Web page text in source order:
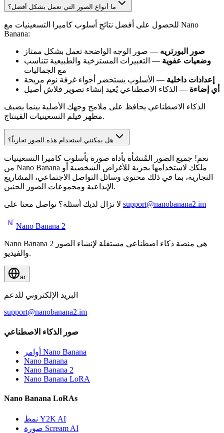
ما أنواع الصور التي تعمل بشكل أفضل؟
للحصول على أفضل نتائج أسلوب كاميرا التسعينيات مع Nano
Banana:
صور البورتريه — صور الوجه الواضحة تعمل بشكل ممتاز
وضعيات عفوية — التعبيرات المسترخية والطبيعية تتناسب
مع الجماليات
إعدادات داخلية — الأسلوب يستحضر أجواء غرفة نوم مريحة
أي إضاءة — الذكاء الاصطناعي يُعيد إنشاء تصوير فلاش أصيل
الذكاء الاصطناعي يحافظ على ملامح وجهك الأصلية بينما يضيف
مظهر فيلم التسعينيات الفينتاج.
هل يمكنني استخدام هذه الصور تجارياً؟
نعم! جميع الصور المُنشأة بأداة صورة بأسلوب كاميرا التسعينيات
من Nano Banana ملكك لاستخدامها بحرية للأغراض الشخصية أو
التجارية، بما في ذلك محتوى وسائل التواصل الاجتماعي، المشاريع
الإبداعية ومجموعات الصور الحنين.
support@nanobanana2.im
Nano Banana 2
Nano Banana 2 هي منصة ذكاء اصطناعي مستقلة لإنشاء الصور
والفيديو.
ar
البريد الإلكتروني للدعم
support@nanobanana2.im
صور الذكاء الاصطناعي
أوامر Nano Banana
Nano Banana
Nano Banana 2
Nano Banana LoRA
Nano Banana LoRAs
نمط Y2K AI
صورة Scream AI